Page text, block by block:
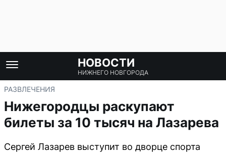
НОВОСТИ
НИЖНЕГО НОВГОРОДА
РАЗВЛЕЧЕНИЯ
Нижегородцы раскупают
билеты за 10 тысяч на Лазарева
Сергей Лазарев выступит во дворце спорта